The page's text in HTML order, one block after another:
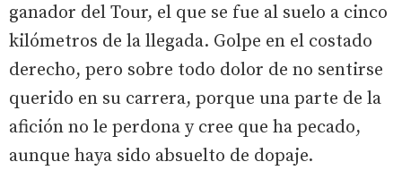
ganador del Tour, el que se fue al suelo a cinco
kilómetros de la llegada. Golpe en el costado
derecho, pero sobre todo dolor de no sentirse
querido en su carrera, porque una parte de la
afición no le perdona y cree que ha pecado,
aunque haya sido absuelto de dopaje.